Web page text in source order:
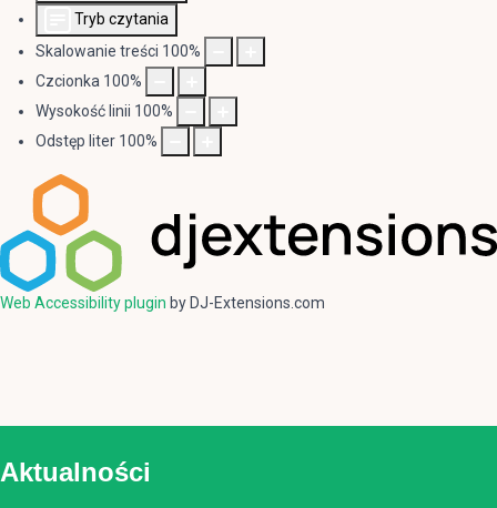
Tryb czytania
Skalowanie treści 100%
Czcionka 100%
Wysokość linii 100%
Odstęp liter 100%
Web Accessibility plugin by DJ-Extensions.com
Aktualności